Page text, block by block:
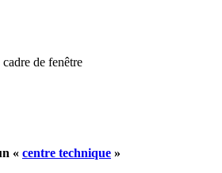
de fenêtre
« centre technique »